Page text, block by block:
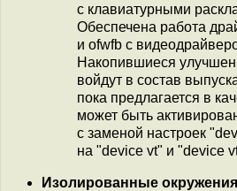
с клавиатурными
Обеспечена работа
и ofwfb с
Накопившиеся
войдут в состав
пока предлагается в
может быть
с заменой настроек
на "device vt" и "device
Изолированные